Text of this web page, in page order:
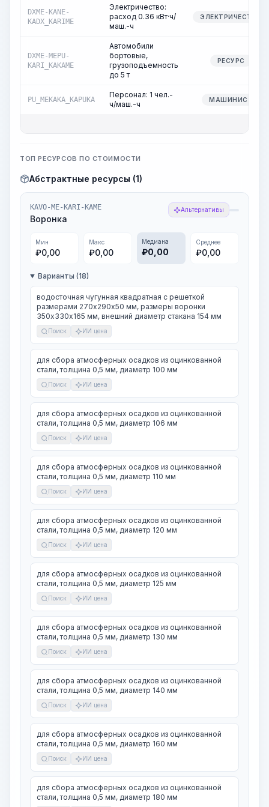
DXME-KANE-
KADX_KARIME
Электричество:
расход 0.36 кВт·ч/
маш.-ч
ЭЛЕКТРИЧЕСТВО
DXME-MEPU-
KARI_KAKAME
Автомобили
бортовые,
грузоподъемность
до 5 т
РЕСУРС
PU_MEKAKA_KAPUKA
Персонал: 1 чел.-
ч/маш.-ч
МАШИНИСТ
ТОП РЕСУРСОВ ПО СТОИМОСТИ
Абстрактные ресурсы (1)
KAVO-ME-KARI-KAME
Воронка
Альтернативы
Мин
₽0,00
Макс
₽0,00
Медиана
₽0,00
Среднее
₽0,00
Варианты (18)
водосточная чугунная квадратная с решеткой
размерами 270х290х50 мм, размеры воронки
350х330х165 мм, внешний диаметр стакана 154 мм
Поиск ИИ цена
для сбора атмосферных осадков из оцинкованной
стали, толщина 0,5 мм, диаметр 100 мм
Поиск ИИ цена
для сбора атмосферных осадков из оцинкованной
стали, толщина 0,5 мм, диаметр 106 мм
Поиск ИИ цена
для сбора атмосферных осадков из оцинкованной
стали, толщина 0,5 мм, диаметр 110 мм
Поиск ИИ цена
для сбора атмосферных осадков из оцинкованной
стали, толщина 0,5 мм, диаметр 120 мм
Поиск ИИ цена
для сбора атмосферных осадков из оцинкованной
стали, толщина 0,5 мм, диаметр 125 мм
Поиск ИИ цена
для сбора атмосферных осадков из оцинкованной
стали, толщина 0,5 мм, диаметр 130 мм
Поиск ИИ цена
для сбора атмосферных осадков из оцинкованной
стали, толщина 0,5 мм, диаметр 140 мм
Поиск ИИ цена
для сбора атмосферных осадков из оцинкованной
стали, толщина 0,5 мм, диаметр 160 мм
Поиск ИИ цена
для сбора атмосферных осадков из оцинкованной
стали, толщина 0,5 мм, диаметр 180 мм